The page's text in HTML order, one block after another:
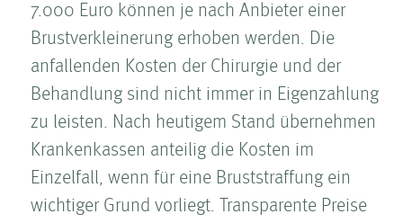
7.000 Euro können je nach Anbieter einer
Brust­ver­kleinerung erhoben werden. Die
anfallenden Kosten­ der Chirurgie und der
Behandlung sind nicht immer in Eigenzahlung
zu leisten. Nach heutigem Stand übernehmen
Krankenkassen anteilig die Kosten­ im
Einzelfall, wenn für eine Brust­straffung ein
wichtiger Grund vorliegt. Transparente Preise